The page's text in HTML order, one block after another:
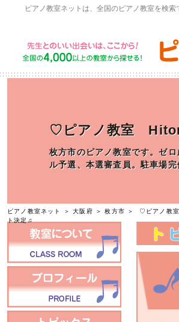
ピアノ教室ネットは、全国のピアノ教室を検
♡ピアノ教室
枚方市のピアノ教室です。ゼ
ル予選、本選審査員。駐車場
ピアノ教室ネット ＞大阪府 ＞枚方市 ＞ ♡ピアノ教
ト決定♫